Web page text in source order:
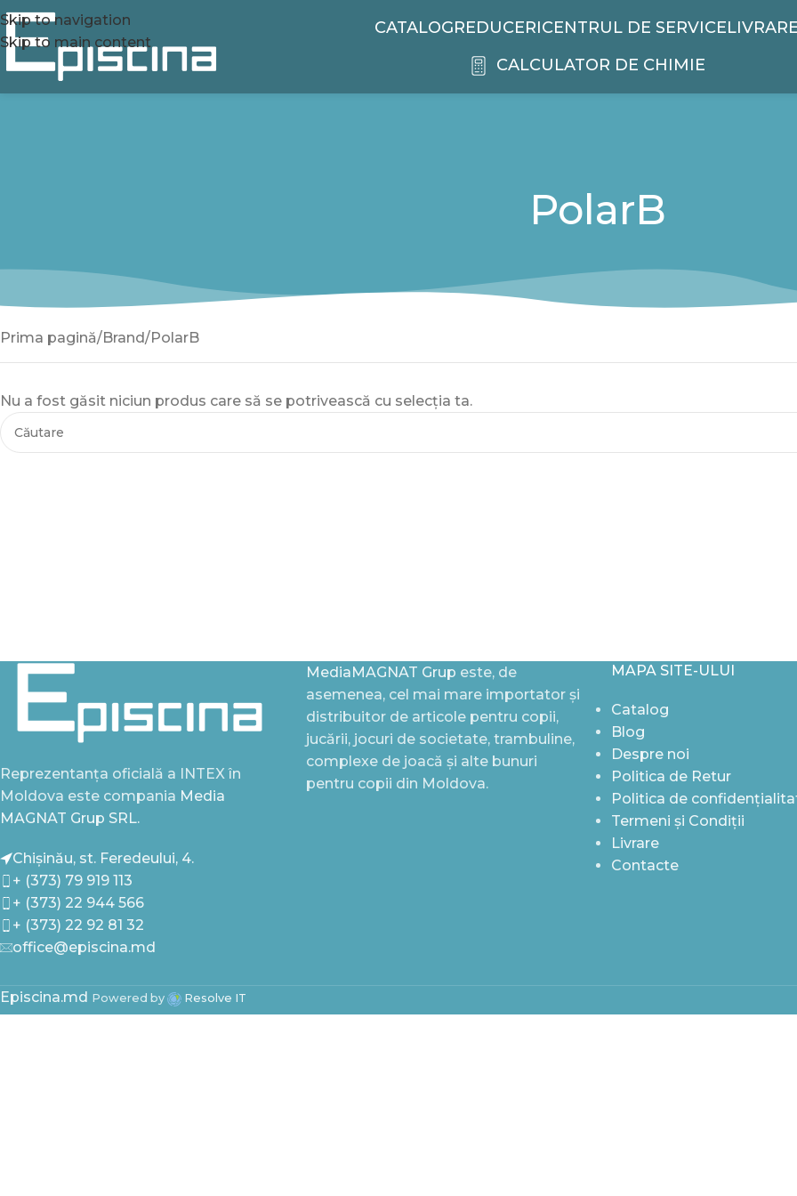
Skip to navigation
Skip to main content
CATALOGREDUCERICENTRUL DE SERVICE
CALCULATOR DE CHIMIE
PolarB
Prima pagină Brand PolarB
Nu a fost găsit niciun produs care să se potrivească cu selecția ta.
Reprezentanța oficială a INTEX în
Moldova este compania Media
MAGNAT Grup SRL.
Chișinău, st. Feredeului, 4.
+ (373) 79 919 113
+ (373) 22 944 566
+ (373) 22 92 81 32
office@episcina.md
MediaMAGNAT Grup este, de
asemenea, cel mai mare importator și
distribuitor de articole pentru copii,
jucării, jocuri de societate, trambuline,
complexe de joacă și alte bunuri
pentru copii din Moldova.
MAPA SITE-ULUI
Catalog
Blog
Despre noi
Politica de Retur
Politica de
Termeni și Condiții
Livrare
Contacte
Episcina.md Powered by Resolve IT